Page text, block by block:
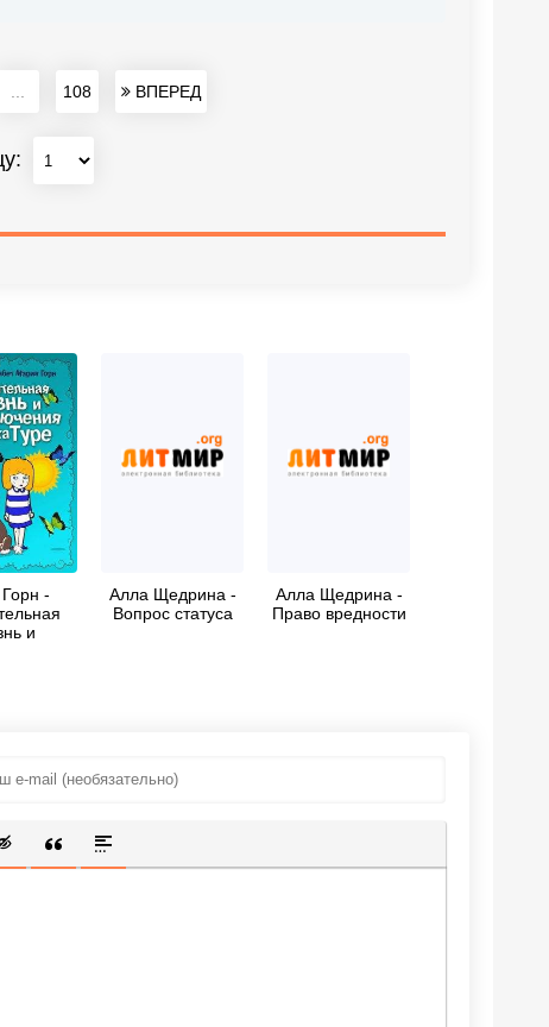
108 ВПЕРЕД
-
и
Алла Щедрина -
Вопрос статуса
Алла Щедрина -
Право вредности
ССЫЛКУ
СМАЙЛИКСКРЫТОГО ТЕКСТА
ВСТАВКА ЦИТАТЫ
ВСТАВКА СПОЙЛЕРА